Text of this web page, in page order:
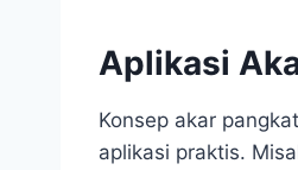
Aplikasi
Konsep akar
aplikasi praktis.